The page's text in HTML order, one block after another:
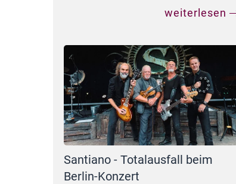
weiterlesen
Santiano - Totalausfall beim
Berlin-Konzert